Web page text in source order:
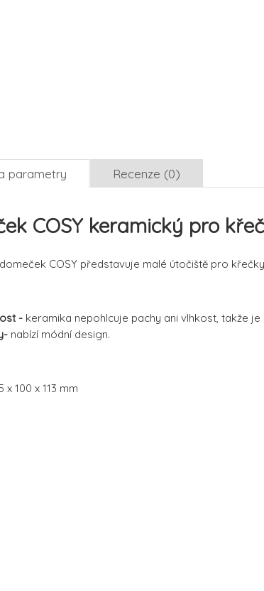
parametry Recenze (0)
COSY keramický pro
COSY představuje malé útočiště pro
- keramika nepohlcuje pachy ani vlhkost, takže
nabízí módní design.
x 100 x 113 mm